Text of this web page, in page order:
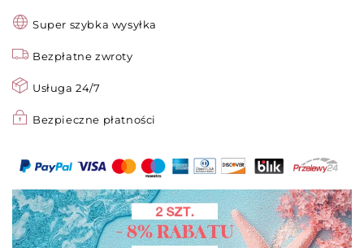
smug
i
chemikaliów
do
wszystkich
twardych
powierzchni!
i
do
wszystkich
twardych
powierzchni!
Super szybka wysyłka
Bezpłatne zwroty
Usługa 24/7
Bezpieczne płatności